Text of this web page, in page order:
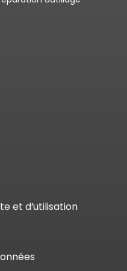
et d’utilisation